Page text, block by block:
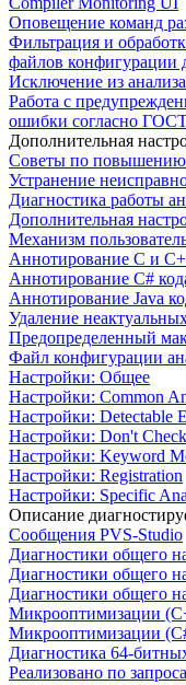
Оповещение команд
Фильтрация и
файлов конфигурации
Исключение из
Работа с
ошибки согласно
Дополнительная
Советы по повышению
Устранение
Диагностика работы
Дополнительная
Механизм
Аннотирование C и
Аннотирование C#
Аннотирование Java
Удаление
Предопределенный
Файл конфигурации
Настройки: Общее
Настройки: Common
Настройки: Detectable
Настройки: Don't
Настройки: Keyword
Настройки: Registration
Настройки: Specific
Описание
Сообщения PVS-Studio
Диагностики общего
Диагностики общего
Диагностики общего
Микрооптимизации
Микрооптимизации
Диагностика 64-
Реализовано по